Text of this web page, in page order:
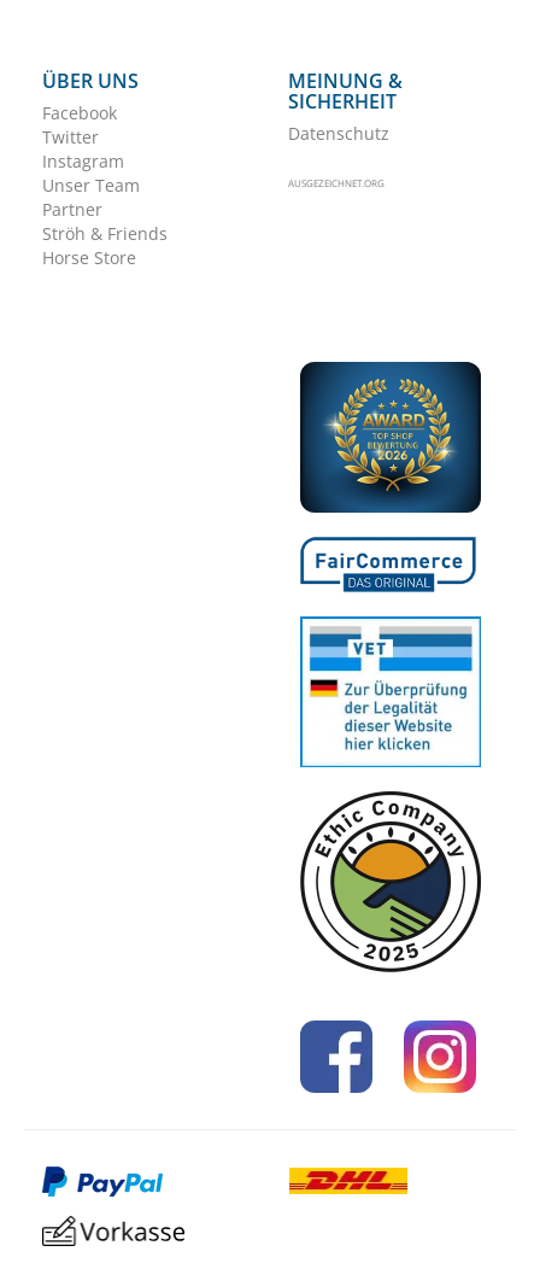
ÜBER UNS
Facebook
Twitter
Instagram
Unser Team
Partner
Ströh & Friends
Horse Store
MEINUNG &
SICHERHEIT
Datenschutz
AUSGEZEICHNET.ORG